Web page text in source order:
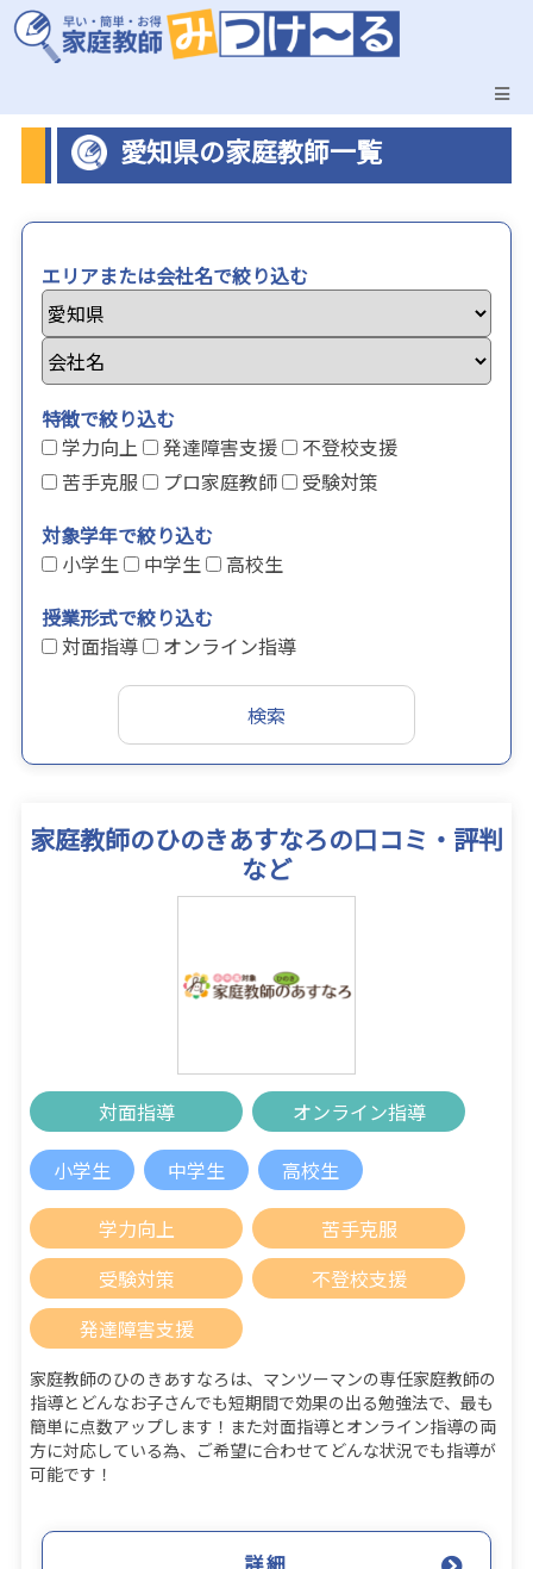
愛知県の家庭教師一覧
エリアまたは会社名で絞り込む
特徴で絞り込む
学力向上
発達障害支援
不登校支援
苦手克服
プロ家庭教師
受験対策
対象学年で絞り込む
小学生
中学生
高校生
授業形式で絞り込む
対面指導
オンライン指導
家庭教師のひのきあすなろの口コミ・評判
など
対面指導 オンライン指導
小学生 中学生 高校生
学力向上
苦手克服
受験対策
不登校支援
発達障害支援
家庭教師のひのきあすなろは、マンツーマンの専任家庭教師の
指導とどんなお子さんでも短期間で効果の出る勉強法で、最も
簡単に点数アップします！また対面指導とオンライン指導の両
方に対応している為、ご希望に合わせてどんな状況でも指導が
可能です！
詳細